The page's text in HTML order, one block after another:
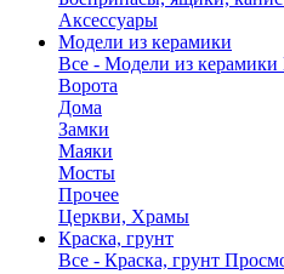
Аксессуары
Модели из керамики
Все - Модели из керамики
Ворота
Дома
Замки
Маяки
Мосты
Прочее
Церкви, Храмы
Краска, грунт
Все - Краска, грунт